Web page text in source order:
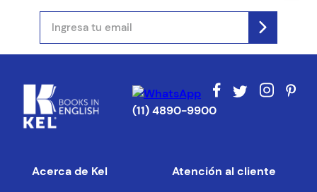
(11) 4890-9900
Acerca de Kel Atención al cliente